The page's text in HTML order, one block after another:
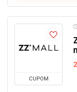
CUPOM